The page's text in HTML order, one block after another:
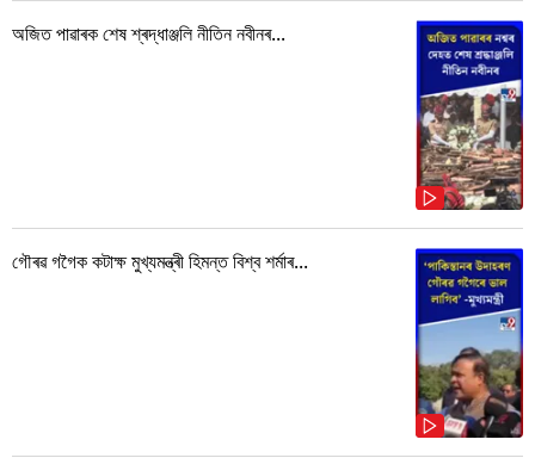
অজিত পাৱাৰক শেষ শ্ৰদ্ধাঞ্জলি নীতিন নবীনৰ...
গৌৰৱ গগৈক কটাক্ষ মুখ্যমন্ত্ৰী হিমন্ত বিশ্ব শৰ্মাৰ...